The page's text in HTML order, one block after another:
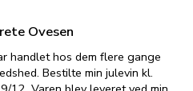
Ovesen
handlet hos dem flere gange
Bestilte min julevin kl.